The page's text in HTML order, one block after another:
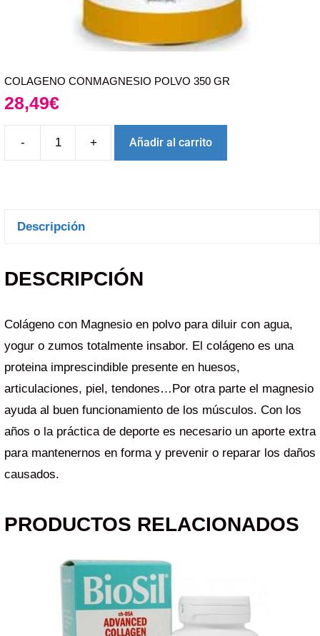
COLAGENO CONMAGNESIO POLVO 350 GR
28,49€
- + Añadir al carrito
Descripción
DESCRIPCIÓN
Colágeno con Magnesio en polvo para diluir con agua,
yogur o zumos totalmente insabor. El colágeno es una
proteina imprescindible presente en huesos,
articulaciones, piel, tendones…Por otra parte el magnesio
ayuda al buen funcionamiento de los músculos. Con los
años o la práctica de deporte es necesario un aporte extra
para mantenernos en forma y prevenir o reparar los daños
causados.
PRODUCTOS RELACIONADOS